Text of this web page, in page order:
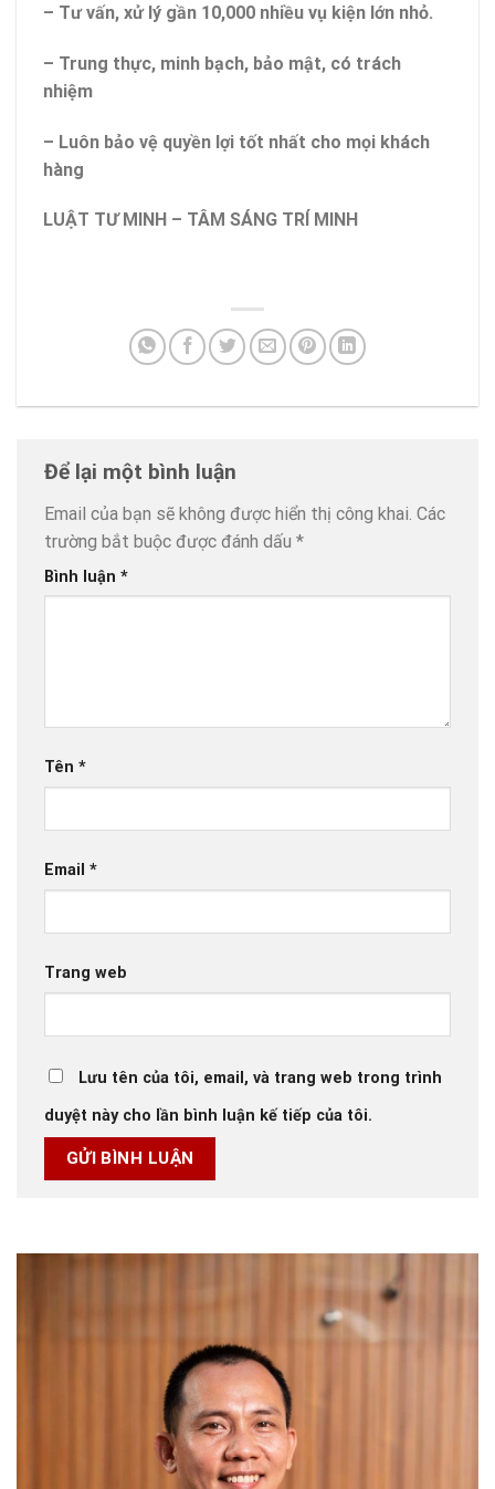
– Tư vấn, xử lý gần 10,000 nhiều vụ kiện lớn nhỏ.
– Trung thực, minh bạch, bảo mật, có trách
nhiệm
– Luôn bảo vệ quyền lợi tốt nhất cho mọi khách
hàng
LUẬT TƯ MINH – TÂM SÁNG TRÍ MINH
Để lại một bình luận
Email của bạn sẽ không được hiển thị công khai. Các
trường bắt buộc được đánh dấu *
Bình luận *
Tên *
Email *
Trang web
Lưu tên của tôi, email, và trang web trong trình
duyệt này cho lần bình luận kế tiếp của tôi.